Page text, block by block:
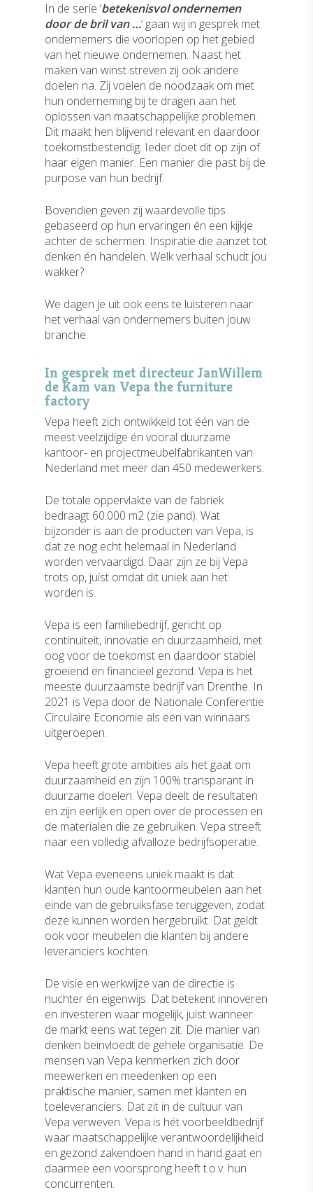
In de serie ‘betekenisvol ondernemen
door de bril van …‘ gaan wij in gesprek met
ondernemers die voorlopen op het gebied
van het nieuwe ondernemen. Naast het
maken van winst streven zij ook andere
doelen na. Zij voelen de noodzaak om met
hun onderneming bij te dragen aan het
oplossen van maatschappelijke problemen.
Dit maakt hen blijvend relevant en daardoor
toekomstbestendig. Ieder doet dit op zijn of
haar eigen manier. Een manier die past bij de
purpose van hun bedrijf.
Bovendien geven zij waardevolle tips
gebaseerd op hun ervaringen én een kijkje
achter de schermen. Inspiratie die aanzet tot
denken én handelen. Welk verhaal schudt jou
wakker?
We dagen je uit ook eens te luisteren naar
het verhaal van ondernemers buiten jouw
branche.
In gesprek met directeur JanWillem
de Kam van Vepa the furniture
factory
Vepa heeft zich ontwikkeld tot één van de
meest veelzijdige én vooral duurzame
kantoor- en projectmeubelfabrikanten van
Nederland met meer dan 450 medewerkers.
De totale oppervlakte van de fabriek
bedraagt 60.000 m2 (zie pand). Wat
bijzonder is aan de producten van Vepa, is
dat ze nog echt helemaal in Nederland
worden vervaardigd. Daar zijn ze bij Vepa
trots op, juíst omdat dit uniek aan het
worden is.
Vepa is een familiebedrijf, gericht op
continuïteit, innovatie en duurzaamheid, met
oog voor de toekomst en daardoor stabiel
groeiend en financieel gezond. Vepa is het
meeste duurzaamste bedrijf van Drenthe. In
2021 is Vepa door de Nationale Conferentie
Circulaire Economie als een van winnaars
uitgeroepen.
Vepa heeft grote ambities als het gaat om
duurzaamheid en zijn 100% transparant in
duurzame doelen. Vepa deelt de resultaten
en zijn eerlijk en open over de processen en
de materialen die ze gebruiken. Vepa streeft
naar een volledig afvalloze bedrijfsoperatie.
Wat Vepa eveneens uniek maakt is dat
klanten hun oude kantoormeubelen aan het
einde van de gebruiksfase teruggeven, zodat
deze kunnen worden hergebruikt. Dat geldt
ook voor meubelen die klanten bij andere
leveranciers kochten.
De visie en werkwijze van de directie is
nuchter én eigenwijs. Dat betekent innoveren
en investeren waar mogelijk, juist wanneer
de markt eens wat tegen zit. Die manier van
denken beïnvloedt de gehele organisatie. De
mensen van Vepa kenmerken zich door
meewerken en meedenken op een
praktische manier, samen met klanten en
toeleveranciers. Dat zit in de cultuur van
Vepa verweven. Vepa is hét voorbeeldbedrijf
waar maatschappelijke verantwoordelijkheid
en gezond zakendoen hand in hand gaat en
daarmee een voorsprong heeft t.o.v. hun
concurrenten.